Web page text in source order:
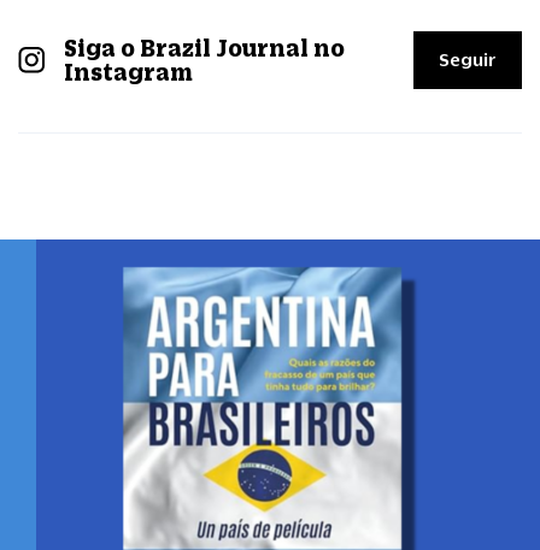
Siga o Brazil Journal no
Instagram
Seguir